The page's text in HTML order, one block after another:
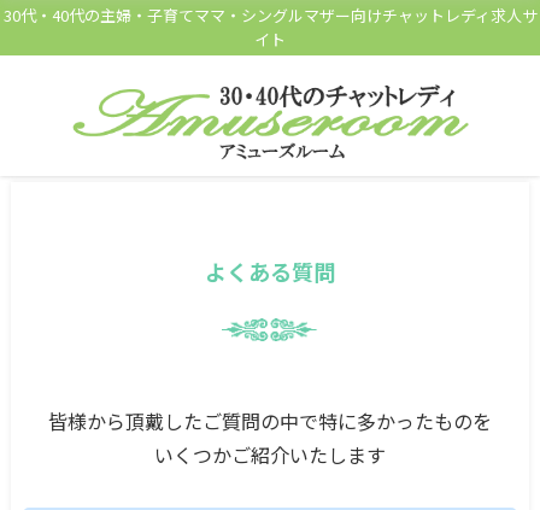
30代・40代の主婦・子育てママ・シングルマザー向けチャットレディ求人サ
イト
よくある質問
皆様から頂戴したご質問の中で特に多かったものを
いくつかご紹介いたします